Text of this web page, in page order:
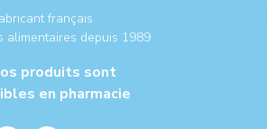
français
alimentaires depuis 1989
produits sont
en pharmacie